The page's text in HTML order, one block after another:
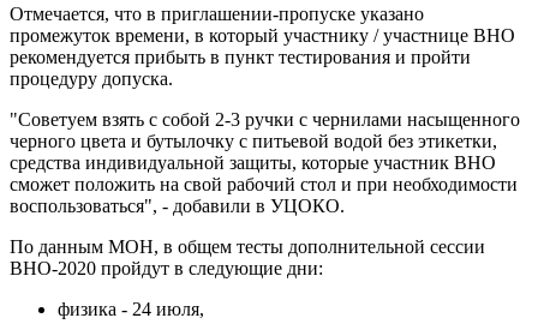
Отмечается, что в приглашении-пропуске указано
промежуток времени, в который участнику / участнице ВНО
рекомендуется прибыть в пункт тестирования и пройти
процедуру допуска.
"Советуем взять с собой 2-3 ручки с чернилами насыщенного
черного цвета и бутылочку с питьевой водой без этикетки,
средства индивидуальной защиты, которые участник ВНО
сможет положить на свой рабочий стол и при необходимости
воспользоваться", - добавили в УЦОКО.
По данным МОН, в общем тесты дополнительной сессии
ВНО-2020 пройдут в следующие дни:
физика - 24 июля,